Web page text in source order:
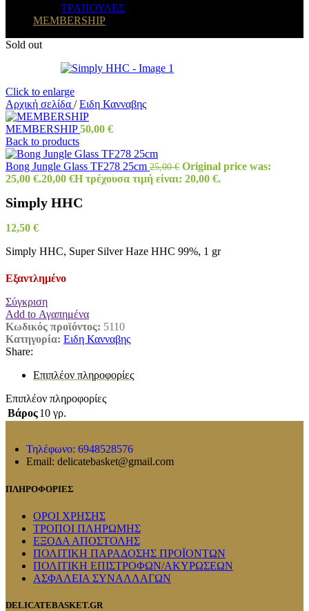
ΤΡΑΠΟΥΛΕΣ
MEMBERSHIP
Sold out
Click to enlarge
Αρχική σελίδα / Ειδη Κανναβης
MEMBERSHIP50,00 €
Back to products
Bong Jungle Glass TF278 25cm 25,00€ Original price was:
25,00 €.20,00 €Η τρέχουσα τιμή είναι: 20,00 €.
Simply HHC
12,50 €
Simply HHC, Super Silver Haze HHC 99%, 1 gr
Εξαντλημένο
Σύγκριση
Add to Αγαπημένα
Κωδικός προϊόντος: 5110
Κατηγορία: Ειδη Κανναβης
Share:
Επιπλέον πληροφορίες
Επιπλέον πληροφορίες
Βάρος10 γρ.
Τηλέφωνο: 6948528576
Email: delicatebasket@gmail.com
ΠΛΗΡΟΦΟΡΙΕΣ
ΟΡΟΙ ΧΡΗΣΗΣ
ΤΡΟΠΟΙ ΠΛΗΡΩΜΗΣ
ΕΞΟΔΑ ΑΠΟΣΤΟΛΗΣ
ΠΟΛΙΤΙΚΗ ΠΑΡΑΔΟΣΗΣ ΠΡΟΪΟΝΤΩΝ
ΠΟΛΙΤΙΚΗ ΕΠΙΣΤΡΟΦΩΝ/ΑΚΥΡΩΣΕΩΝ
ΑΣΦΑΛΕΙΑ ΣΥΝΑΛΛΑΓΩΝ
DELICATEBASKET.GR